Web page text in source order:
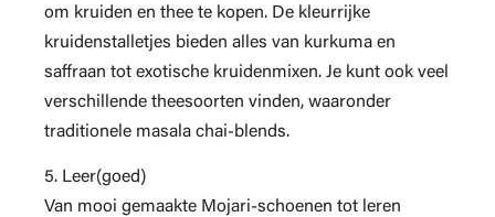
om kruiden en thee te kopen. De kleurrijke
kruidenstalletjes bieden alles van kurkuma en
saffraan tot exotische kruidenmixen. Je kunt ook veel
verschillende theesoorten vinden, waaronder
traditionele masala chai-blends.
5. Leer(goed)
Van mooi gemaakte Mojari-schoenen tot leren